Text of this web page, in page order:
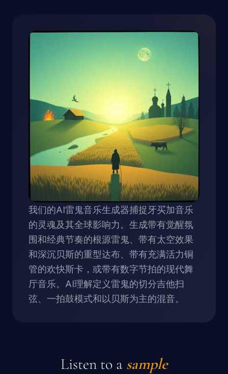
我们的AI雷鬼音乐生成器捕捉牙买加音乐
的灵魂及其全球影响力。生成带有觉醒氛
围和经典节奏的根源雷鬼、带有太空效果
和深沉贝斯的重型达布、带有充满活力铜
管的欢快斯卡，或带有数字节拍的现代舞
厅音乐。AI理解定义雷鬼的切分吉他扫
弦、一拍鼓模式和以贝斯为主的混音。
Listen to a sample